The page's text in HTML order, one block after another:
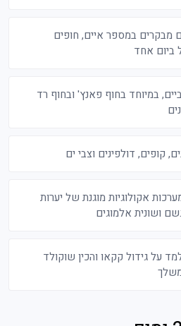
מבקרים במספר איים, חופים
ביום אחד
במיוחד בחוף פאנץ' ובחוף רד
קופים, דולפינים וצבי ים
אקולוגיות מוגנת של יערות
ושונית אלמוגים
על גידול קקאו והכין שוקולד